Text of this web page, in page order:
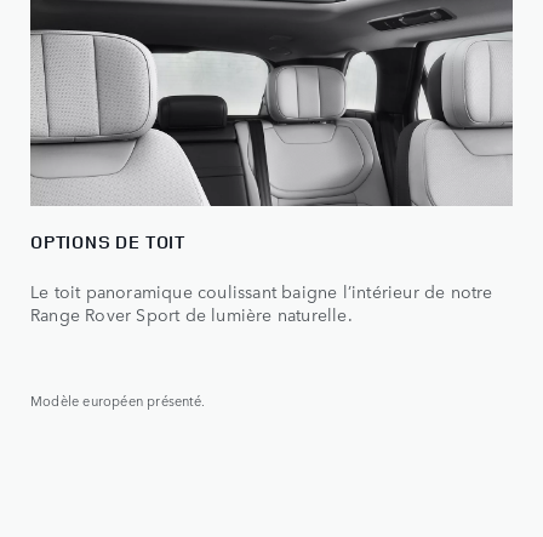
OPTIONS DE TOIT
Le toit panoramique coulissant baigne l’intérieur de notre
Range Rover Sport de lumière naturelle.
Modèle européen présenté.